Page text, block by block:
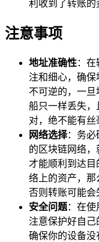
利收到了转账的
注意事项
地址准确性：
注和细心，确保
不可逆的，一
船只一样丢失
对，绝不能有丝
网络选择：务必
的区块链网络
才能顺利到达目
络上的资产，那
否则转账可能会
安全问题：在
注意保护好自
确保你的设备没